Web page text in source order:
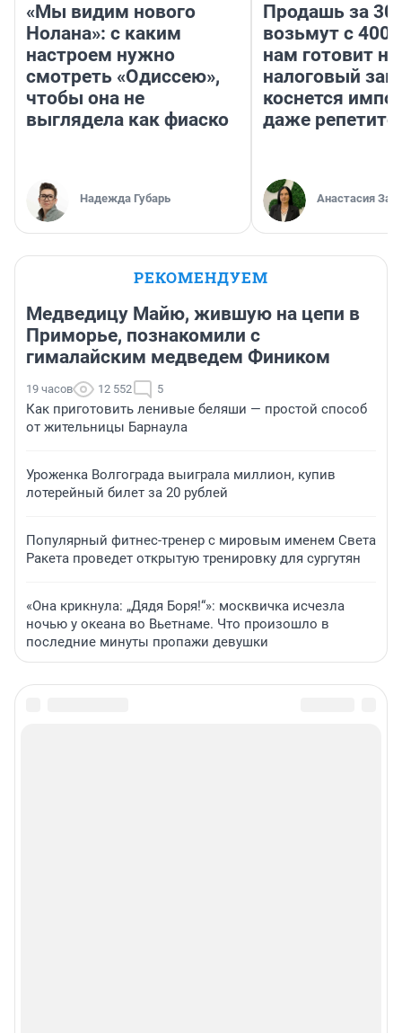
«Мы видим нового
Нолана»: с каким
настроем нужно
смотреть «Одиссею»,
чтобы она не
выглядела как фиаско
Надежда Губарь
Продашь за
возьмут с
нам готовит
налоговый
коснется
даже
Анастасия
РЕКОМЕНДУЕМ
Медведицу Майю, жившую на цепи в
Приморье, познакомили с
гималайским медведем Фиником
19 часов 12 552 5
Как приготовить ленивые беляши — простой способ
от жительницы Барнаула
Уроженка Волгограда выиграла миллион, купив
лотерейный билет за 20 рублей
Популярный фитнес-тренер с мировым именем Света
Ракета проведет открытую тренировку для сургутян
«Она крикнула: „Дядя Боря!“»: москвичка исчезла
ночью у океана во Вьетнаме. Что произошло в
последние минуты пропажи девушки